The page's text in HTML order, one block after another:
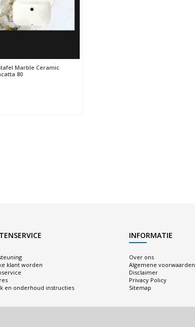
Marble Ceramic
80
klant worden
en onderhoud instructies
INFORMATIE
Over ons
Algemene voorwaarden
Disclaimer
Privacy Policy
Sitemap